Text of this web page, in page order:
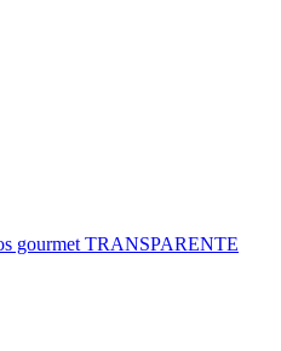
gourmet TRANSPARENTE